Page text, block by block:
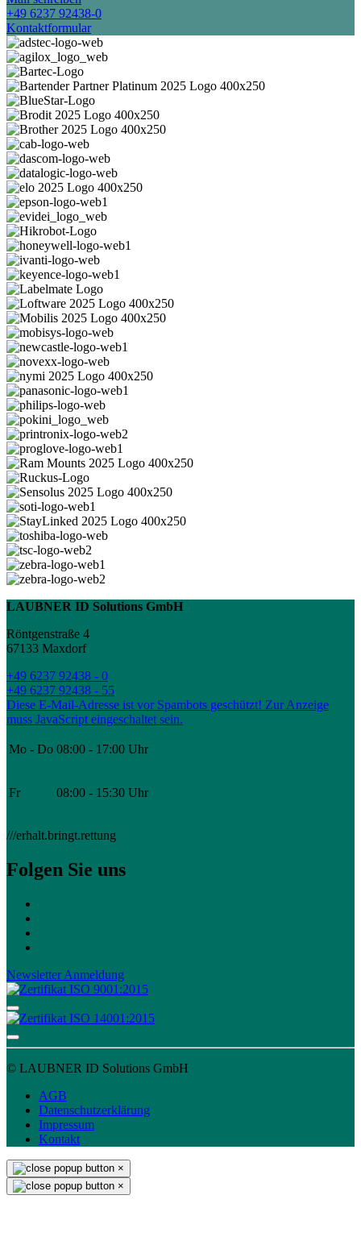
+49 6237 92438-0
Kontaktformular
LAUBNER ID Solutions GmbH
Röntgenstraße 4
67133 Maxdorf
+49 6237 92438 - 0
+49 6237 92438 - 55
Diese E-Mail-Adresse ist vor Spambots geschützt! Zur Anzeige
muss JavaScript eingeschaltet sein.
Mo - Do 08:00 - 17:00 Uhr
Fr 08:00 - 15:30 Uhr
///erhalt.bringt.rettung
Folgen Sie uns
Newsletter Anmeldung
© LAUBNER ID Solutions GmbH
AGB
Datenschutzerklärung
Impressum
Kontakt
×
×